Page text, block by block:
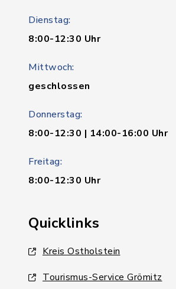
Dienstag:
8:00-12:30 Uhr
Mittwoch:
geschlossen
Donnerstag:
8:00-12:30 | 14:00-16:00 Uhr
Freitag:
8:00-12:30 Uhr
Quicklinks
Kreis Ostholstein
Tourismus-Service Grömitz